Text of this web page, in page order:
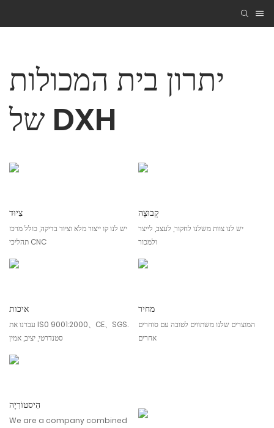
יתרון בית המכולות
של DXH
צִיוּד
יש לנו קו ייצור מלא וציוד בדיקה, כולל מרכז
תהליכי CNC
קְבוּצָה
יש לנו צוות משלנו לחקור, לעצב, לייצר
ולמכור
איכות
עברנו את IS0 9001:2000、CE、SGS.
סטנדרטי, יציב, אמין
מחיר
המוצרים שלנו משתווים לטובה עם סוחרים
אחרים
הִיסטוֹרִיָה
We are a company combined